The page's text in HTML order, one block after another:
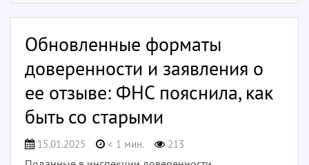
Обновленные форматы
доверенности и заявления о
ее отзыве: ФНС пояснила, как
быть со старыми
15.01.2025 < 1 мин. 213